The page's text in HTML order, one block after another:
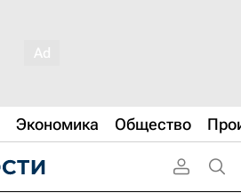
Экономика Общество